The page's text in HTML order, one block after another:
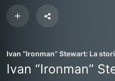
Ivan “Ironman” Stewart: La
Ivan “Ironman”